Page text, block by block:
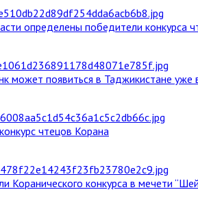
определены победители конкурса
может появиться в Таджикистане уже
чтецов Корана
Коранического конкурса в мечети